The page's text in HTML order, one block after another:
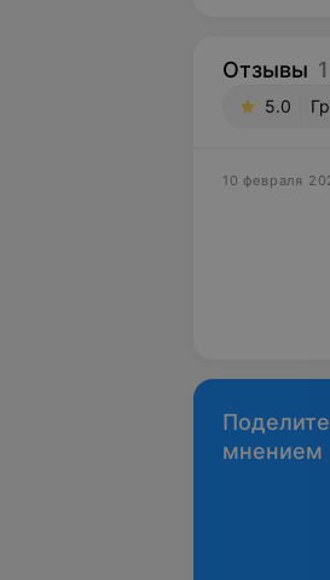
Отзывы 1
5.0
10 февраля
мнением